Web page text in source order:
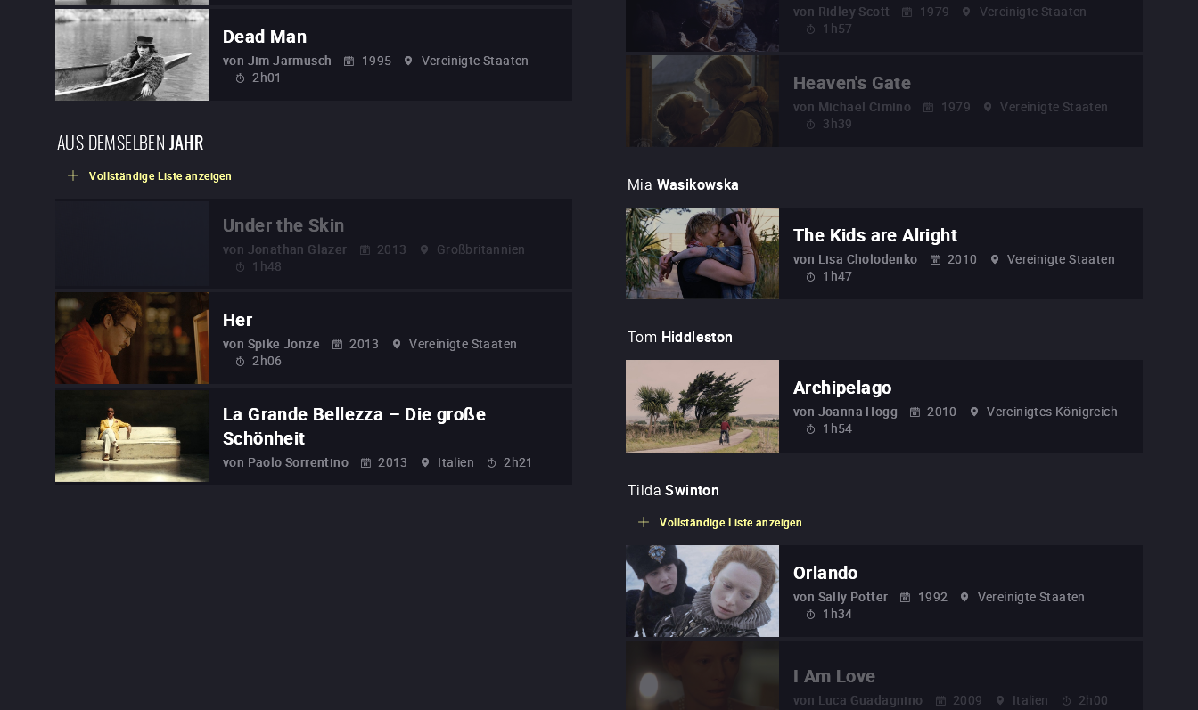
Dead Man
von Jim Jarmusch 1995
Vereinigte Staaten
2h01
AUS DEMSELBENJAHR
Vollständige Liste anzeigen
Under the Skin
von Jonathan Glazer 2013
Großbritannien
1h48
Her
von Spike Jonze 2013
Vereinigte Staaten
2h06
La Grande Bellezza – Die große
Schönheit
von Paolo Sorrentino 2013 Italien 2h21
von Ridley Scott 1979
Vereinigte Staaten
1h57
Heaven's Gate
von Michael Cimino 1979
Vereinigte Staaten
3h39
Mia Wasikowska
The Kids are Alright
von Lisa Cholodenko 2010
Vereinigte Staaten
1h47
Tom Hiddleston
Archipelago
von Joanna Hogg 2010
Vereinigtes Königreich
1h54
Tilda Swinton
Vollständige Liste anzeigen
Orlando
von Sally Potter 1992
Vereinigte Staaten
1h34
I Am Love
von Luca Guadagnino 2009 Italien 2h00